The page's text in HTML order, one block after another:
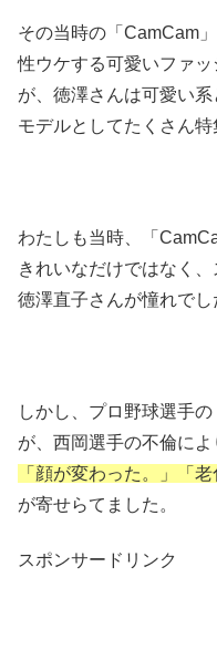
その当時の「CamCam
性ウケする可愛いファ
が、徳澤さんは可愛い
モデルとしてたくさん特
わたしも当時、「
きれいなだけではなく
徳澤直子さんが憧れでし
しかし、プロ野球選手の
が、西岡選手の不倫に
「顔が変わった。」「老
が寄せらてました。
スポンサードリンク